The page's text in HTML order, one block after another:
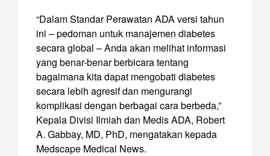
“Dalam Standar Perawatan ADA versi tahun
ini – pedoman untuk manajemen diabetes
secara global – Anda akan melihat informasi
yang benar-benar berbicara tentang
bagaimana kita dapat mengobati diabetes
secara lebih agresif dan mengurangi
komplikasi dengan berbagai cara berbeda,”
Kepala Divisi Ilmiah dan Medis ADA, Robert
A. Gabbay, MD, PhD, mengatakan kepada
Medscape Medical News.